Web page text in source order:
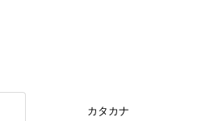
カタカナ